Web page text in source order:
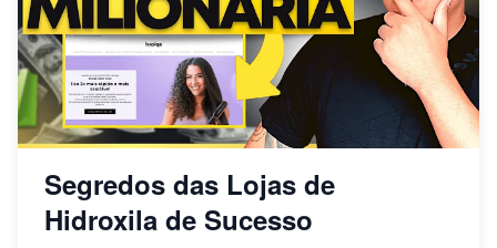
Segredos das Lojas de
Hidroxila de Sucesso